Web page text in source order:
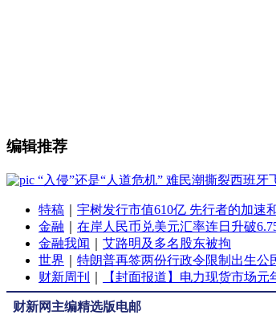
编辑推荐
“入侵”还是“人道危机” 难民潮撕裂西班牙
特稿
宇树发行市值610亿 先行者的加速
金融
在岸人民币兑美元汇率连日升破
金融我闻
艾路明及多名股东被拘
世界
特朗普再签两份行政令限制出生公
财新周刊
【封面报道】电力现货市场元
财新网主编精选版电邮